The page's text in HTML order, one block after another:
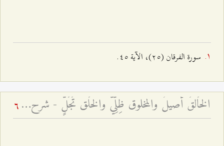
سورة الفرقان (٢٥)، الآية ٤٥.
الخَالقُ أصيلٌ والمخلوق ظِلِّيٌّ والخَلق تَجَلٍّ - شرح فقرات مِن دعاء الافتتاح – الجلسة السادسة 6